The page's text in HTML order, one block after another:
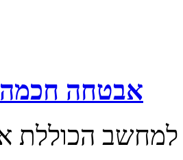
ESET - אבטחה חכמה